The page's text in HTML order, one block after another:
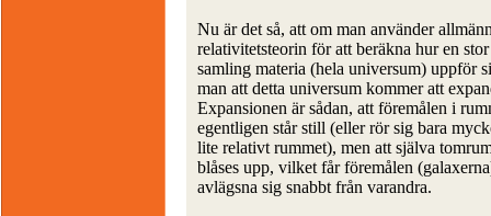
Nu är det så, att om man använder
relativitetsteorin för att beräkna hur en stor
samling materia (hela universum) uppför
man att detta universum kommer att
Expansionen är sådan, att föremålen i
egentligen står still (eller rör sig bara
lite relativt rummet), men att själva
blåses upp, vilket får föremålen
avlägsna sig snabbt från varandra.